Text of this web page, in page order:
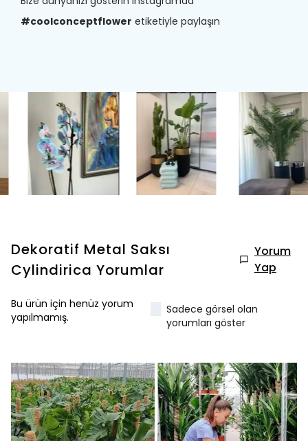
#coolconceptflower etiketiyle paylaşın
Dekoratif Metal Saksı
Cylindirica Yorumlar
Yorum
Yap
Bu ürün için henüz yorum
yapılmamış.
Sadece görsel olan
yorumları göster